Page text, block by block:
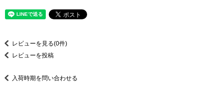
レビューを見る(0件)
レビューを投稿
入荷時期を問い合わせる